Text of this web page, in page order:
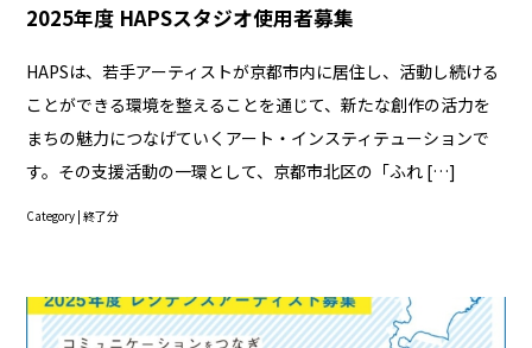
2025年度 HAPSスタジオ使用者募集
HAPSは、若手アーティストが京都市内に居住し、活動し続ける
ことができる環境を整えることを通じて、新たな創作の活力を
まちの魅力につなげていくアート・インスティテューションで
す。その支援活動の一環として、京都市北区の「ふれ […]
Category |終了分